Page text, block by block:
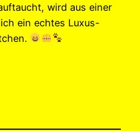
wird aus einer
ein echtes Luxus-